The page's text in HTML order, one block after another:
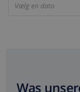
Vælg en dato
Was